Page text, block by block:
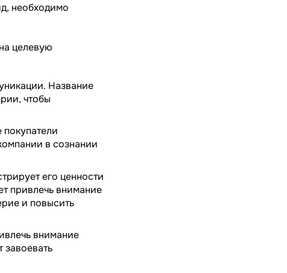
необходимо
целевую
Название
чтобы
в сознании
его ценности
привлечь внимание
и повысить
внимание
завоевать